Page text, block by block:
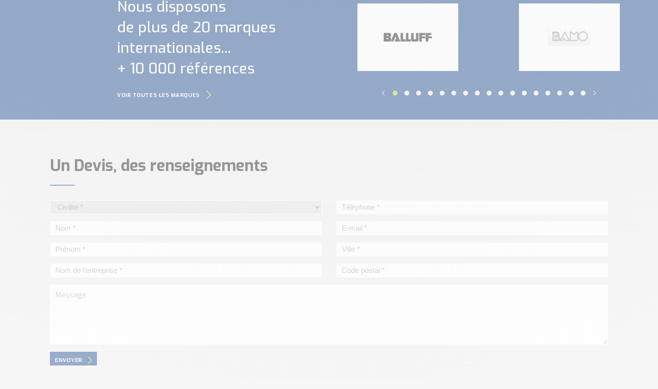
Nous disposons
de plus de 20 marques
internationales...
+ 10 000 références
VOIR TOUTES LES MARQUES
Un Devis, des renseignements
ENVOYER